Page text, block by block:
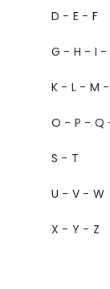
D - E - F
G - H - I -
K - L - M -
O - P - Q
S - T
U - V - W
X - Y - Z